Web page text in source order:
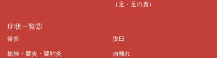
（足・足の裏）
症状一覧②
骨折 脱臼
捻挫・腱炎・腱鞘炎 肉離れ